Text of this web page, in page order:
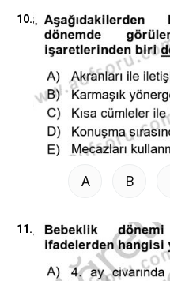
10.
A B
11.